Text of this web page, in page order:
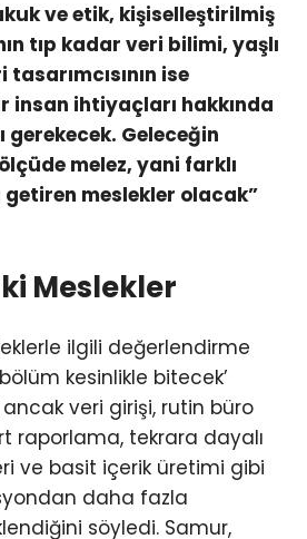
ve etik, kişiselleştirilmiş
tıp kadar veri bilimi, yaşlı
ise
insan ihtiyaçları hakkında
gerekecek. Geleceğin
melez, yani farklı
meslekler olacak”
Meslekler
ilgili değerlendirme
kesinlikle bitecek’
veri girişi, rutin büro
raporlama, tekrara dayalı
ve basit içerik üretimi gibi
daha fazla
söyledi. Samur,